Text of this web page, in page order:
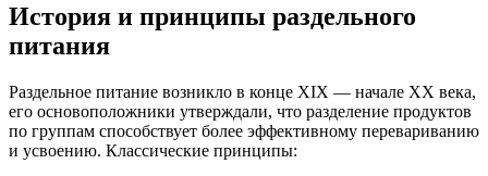
История и принципы раздельного
питания
Раздельное питание возникло в конце XIX — начале XX века,
его основоположники утверждали, что разделение продуктов
по группам способствует более эффективному перевариванию
и усвоению. Классические принципы: